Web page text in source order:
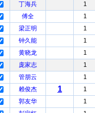
丁海兵 1
傅全 1
梁正明 1
钟久能 1
黄晓龙 1
庞家志 1
管朋云 1
赖俊杰 1 1
郭友华 1